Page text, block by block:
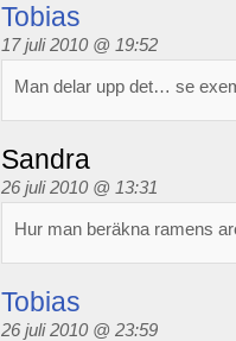
Tobias
17 juli 2010 @ 19:52
Man delar upp det… se
Sandra
26 juli 2010 @ 13:31
Hur man beräkna ramens
Tobias
26 juli 2010 @ 23:59